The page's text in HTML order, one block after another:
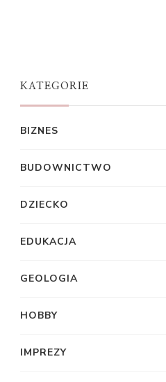
KATEGORIE
BIZNES
BUDOWNICTWO
DZIECKO
EDUKACJA
GEOLOGIA
HOBBY
IMPREZY